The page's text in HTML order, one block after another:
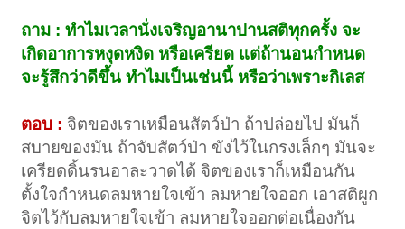
ถาม : ทำไมเวลานั่งเจริญอานาปานสติทุกครั้ง จะ
เกิดอาการหงุดหงิด หรือเครียด แต่ถ้านอนกำหนด
จะรู้สึกว่าดีขึ้น ทำไมเป็นเช่นนี้ หรือว่าเพราะกิเลส
ตอบ : จิตของเราเหมือนสัตว์ป่า ถ้าปล่อยไป มันก็
สบายของมัน ถ้าจับสัตว์ป่า ขังไว้ในกรงเล็กๆ มันจะ
เครียดดิ้นรนอาละวาดได้ จิตของเราก็เหมือนกัน
ตั้งใจกำหนดลมหายใจเข้า ลมหายใจออก เอาสติผูก
จิตไว้กับลมหายใจเข้า ลมหายใจออกต่อเนื่องกัน